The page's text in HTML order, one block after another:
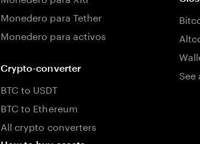
Monedero para Tether
Monedero para activos
Crypto-converter
BTC to USDT
BTC to Ethereum
All crypto converters